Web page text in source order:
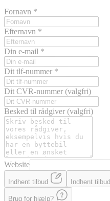
Fornavn *
Efternavn *
Din e-mail *
Dit tlf-nummer *
Dit CVR-nummer (valgfri)
Besked til rådgiver (valgfri)
Website
Indhent tilbud Indhent tilbud
Brug for hjælp?